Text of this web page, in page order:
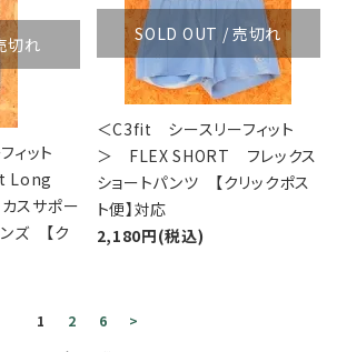
切れ
ット
Long
スサポー
ズ 【ク
SOLD OUT / 売切れ
＜C3fit シースリーフィット
＞ FLEX SHORT フレックス
ショートパンツ 【クリックポス
ト便】対応
2,180円(税込)
1 2 6
>